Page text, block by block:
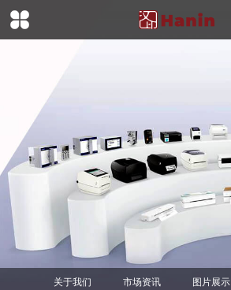
关于我们 市场资讯 图片展示